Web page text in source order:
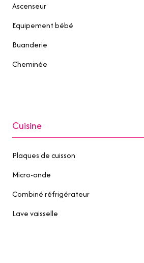
Ascenseur
Equipement bébé
Buanderie
Cheminée
Cuisine
Plaques de cuisson
Micro-onde
Combiné réfrigérateur
Lave vaisselle